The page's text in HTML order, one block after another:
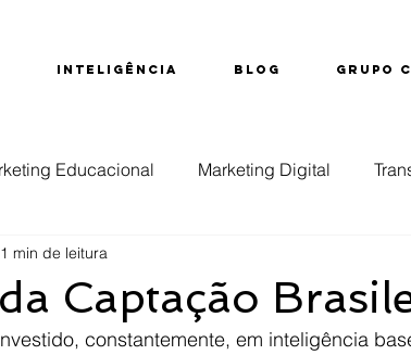
INTELIGÊNCIA BLOG GRUPO
Educacional Marketing Digital
Educação Superior
Captação
1 min de leitura
constantemente, em inteligência